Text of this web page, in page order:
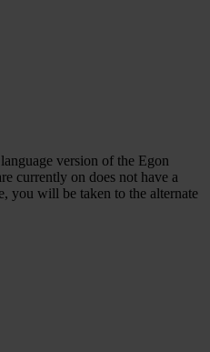
version of the Egon
currently on does not have a
you will be taken to the alternate